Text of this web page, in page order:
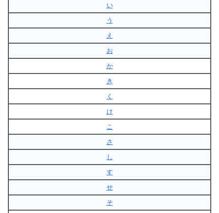
い
う
え
お
か
き
く
け
こ
さ
し
す
せ
そ